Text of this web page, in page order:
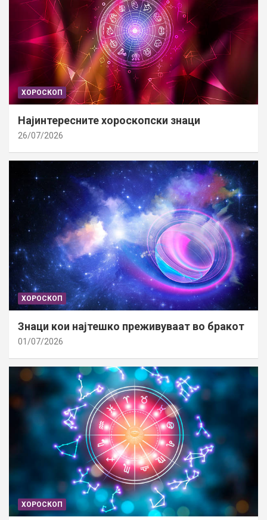
ХОРОСКОП
Најинтересните хороскопски знаци
26/07/2026
ХОРОСКОП
Знаци кои најтешко преживуваат во бракот
01/07/2026
ХОРОСКОП